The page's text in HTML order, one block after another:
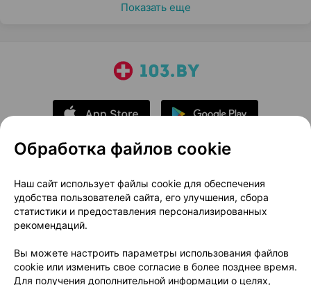
Показать еще
О проекте
Новости проекта
Размещение рекламы
Медицинский маркетинг
Публичный договор
Доставка
Способы оплаты
Вакансии
Партнеры
Написать руководителю 103.by
Обработка файлов cookie
Наш сайт использует файлы cookie для обеспечения
удобства пользователей сайта, его улучшения, сбора
статистики и предоставления персонализированных
рекомендаций.
Вы можете настроить параметры использования файлов
cookie или изменить свое согласие в более позднее время.
Для получения дополнительной информации о целях,